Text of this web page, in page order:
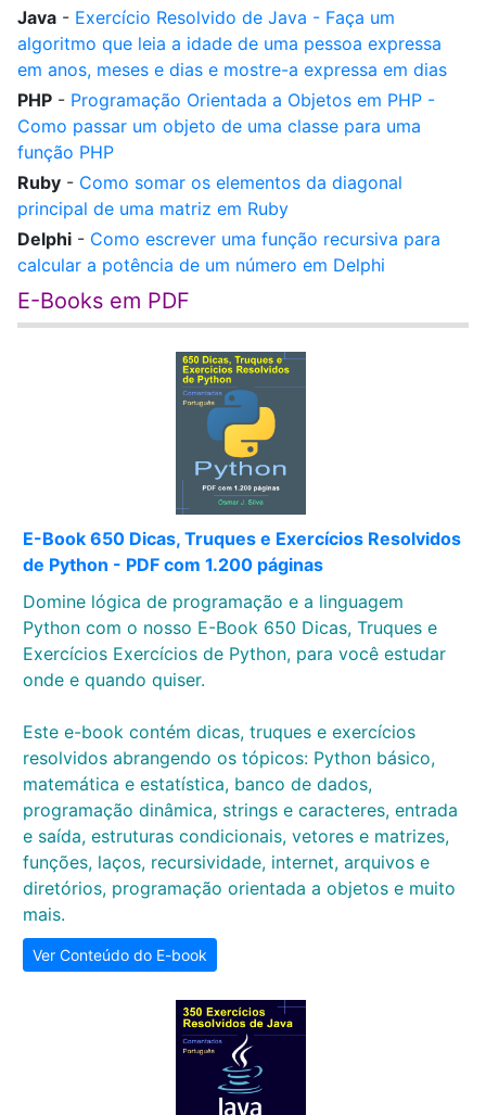
Java - Exercício Resolvido de Java - Faça um
algoritmo que leia a idade de uma pessoa expressa
em anos, meses e dias e mostre-a expressa em dias
PHP - Programação Orientada a Objetos em PHP -
Como passar um objeto de uma classe para uma
função PHP
Ruby - Como somar os elementos da diagonal
principal de uma matriz em Ruby
Delphi - Como escrever uma função recursiva para
calcular a potência de um número em Delphi
E-Books em PDF
E-Book 650 Dicas, Truques e Exercícios Resolvidos
de Python - PDF com 1.200 páginas
Domine lógica de programação e a linguagem
Python com o nosso E-Book 650 Dicas, Truques e
Exercícios Exercícios de Python, para você estudar
onde e quando quiser.
Este e-book contém dicas, truques e exercícios
resolvidos abrangendo os tópicos: Python básico,
matemática e estatística, banco de dados,
programação dinâmica, strings e caracteres, entrada
e saída, estruturas condicionais, vetores e matrizes,
funções, laços, recursividade, internet, arquivos e
diretórios, programação orientada a objetos e muito
mais.
Ver Conteúdo do E-book